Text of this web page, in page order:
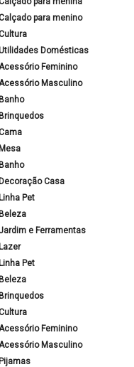
para menino
Domésticas
Feminino
Masculino
Casa
Pet
e Ferramentas
Pet
Feminino
Masculino